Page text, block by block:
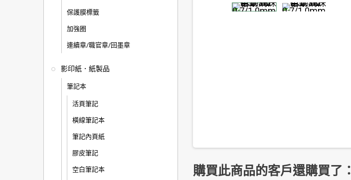
保護膜標籤
加強圈
連續章/職官章/回墨章
影印紙．紙製品
筆記本
活頁筆記
橫線筆記本
筆記內頁紙
膠皮筆記
空白筆記本 購買此商品的客戶還購買了：